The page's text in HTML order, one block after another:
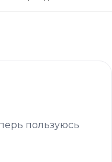
пользуюсь